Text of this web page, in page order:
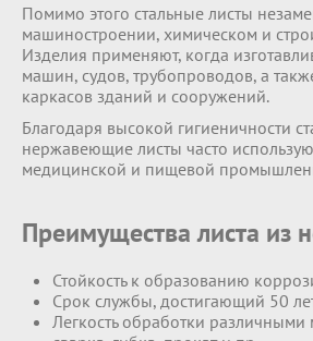
Помимо этого стальные листы
машиностроении, химическом и
Изделия применяют, когда
машин, судов, трубопроводов, а
каркасов зданий и сооружений.
Благодаря высокой гигиеничности
нержавеющие листы часто
медицинской и пищевой
Преимущества листа из
Стойкость к образованию
Срок службы, достигающий 50
Легкость обработки различными